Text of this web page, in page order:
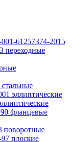
61257374-2015
переходные
эллиптические
фланцевые
поворотные
плоские